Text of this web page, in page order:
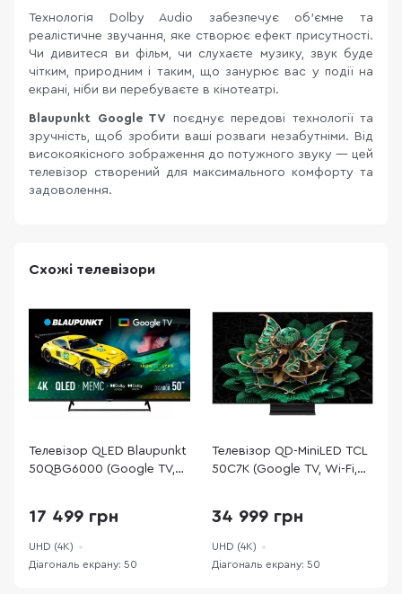
Технологія Dolby Audio забезпечує об’ємне та
реалістичне звучання, яке створює ефект присутності.
Чи дивитеся ви фільм, чи слухаєте музику, звук буде
чітким, природним і таким, що занурює вас у події на
екрані, ніби ви перебуваєте в кінотеатрі.
Blaupunkt Google TV поєднує передові технології та
зручність, щоб зробити ваші розваги незабутніми. Від
високоякісного зображення до потужного звуку — цей
телевізор створений для максимального комфорту та
задоволення.
Схожі телевізори
Телевізор QLED Blaupunkt
50QBG6000 (Google TV,
17 499 грн
UHD (4K)
Діагональ екрану: 50
Телевізор QD-MiniLED TCL
50C7K (Google TV, Wi-Fi,
34 999 грн
UHD (4K)
Діагональ екрану: 50